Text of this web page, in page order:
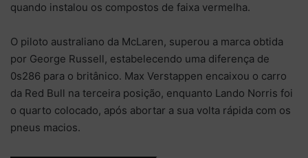
quando instalou os compostos de faixa vermelha.
O piloto australiano da McLaren, superou a marca obtida
por George Russell, estabelecendo uma diferença de
0s286 para o britânico. Max Verstappen encaixou o carro
da Red Bull na terceira posição, enquanto Lando Norris foi
o quarto colocado, após abortar a sua volta rápida com os
pneus macios.